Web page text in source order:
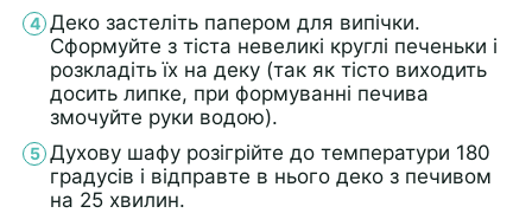
Деко застеліть папером для випічки.
Сформуйте з тіста невеликі круглі печеньки і
розкладіть їх на деку (так як тісто виходить
досить липке, при формуванні печива
змочуйте руки водою).
Духову шафу розігрійте до температури 180
градусів і відправте в нього деко з печивом
на 25 хвилин.